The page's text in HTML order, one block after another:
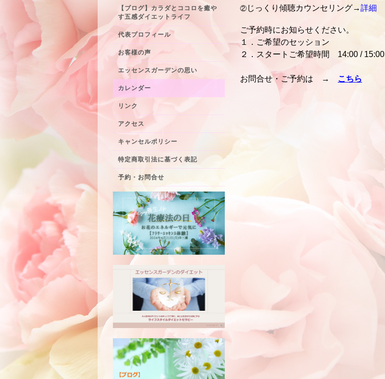
② じっくり傾聴カウンセリング→詳細
ご予約時にお知らせくださ い。
１．ご希望のセッション
２．スタートご希望時間 14:00 /
お問合せ・ご予約は → こちら
【ブログ】カラダとココロを癒や
す五感ダイエットライフ
代表プロフィール
お客様の声
エッセンスガーデンの思い
カレンダー
リンク
アクセス
キャンセルポリシー
特定商取引法に基づく表記
予約・お問合せ